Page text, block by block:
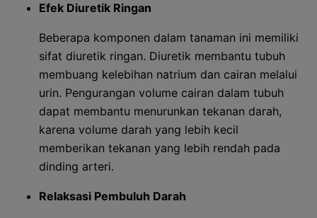
Efek Diuretik Ringan
Beberapa komponen dalam tanaman ini memiliki
sifat diuretik ringan. Diuretik membantu tubuh
membuang kelebihan natrium dan cairan melalui
urin. Pengurangan volume cairan dalam tubuh
dapat membantu menurunkan tekanan darah,
karena volume darah yang lebih kecil
memberikan tekanan yang lebih rendah pada
dinding arteri.
Relaksasi Pembuluh Darah